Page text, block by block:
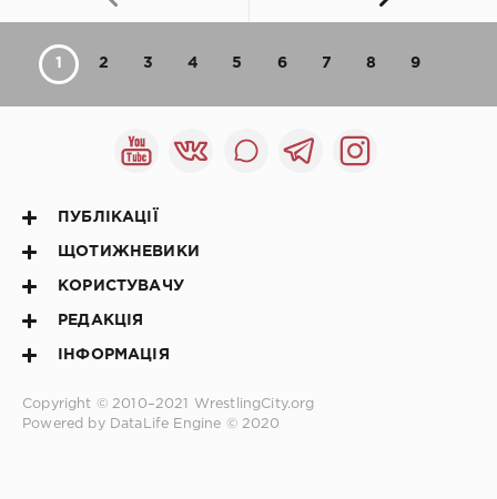
1 2 3 4 5 6 7 8 9
ПУБЛІКАЦІЇ
ЩОТИЖНЕВИКИ
КОРИСТУВАЧУ
РЕДАКЦІЯ
ІНФОРМАЦІЯ
Copyright © 2010–2021
WrestlingCity.org
Powered by DataLife Engine © 2020